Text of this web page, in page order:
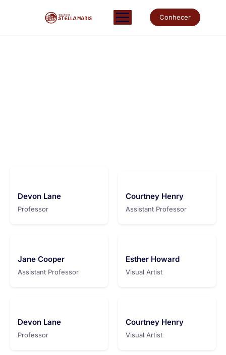
Conhecer
Devon Lane
Professor
Courtney Henry
Assistant Professor
Jane Cooper
Assistant Professor
Esther Howard
Visual Artist
Devon Lane
Professor
Courtney Henry
Visual Artist